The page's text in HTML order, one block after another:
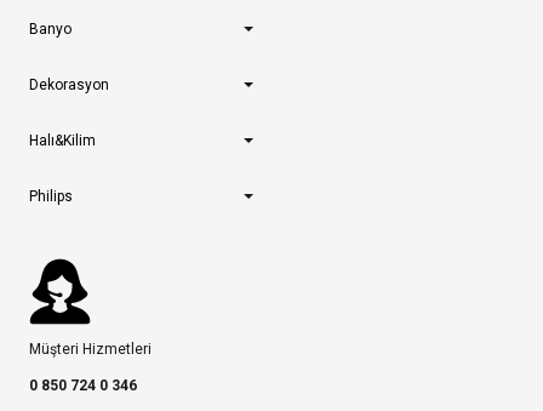
Banyo
Dekorasyon
Halı&Kilim
Philips
Müşteri Hizmetleri
0 850 724 0 346